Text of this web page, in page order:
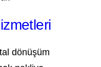
dönüşüm